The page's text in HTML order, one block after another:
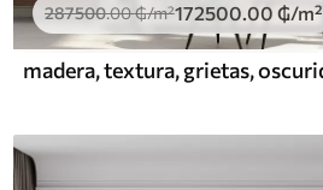
287500.00₲/m²172500.00 ₲/m²